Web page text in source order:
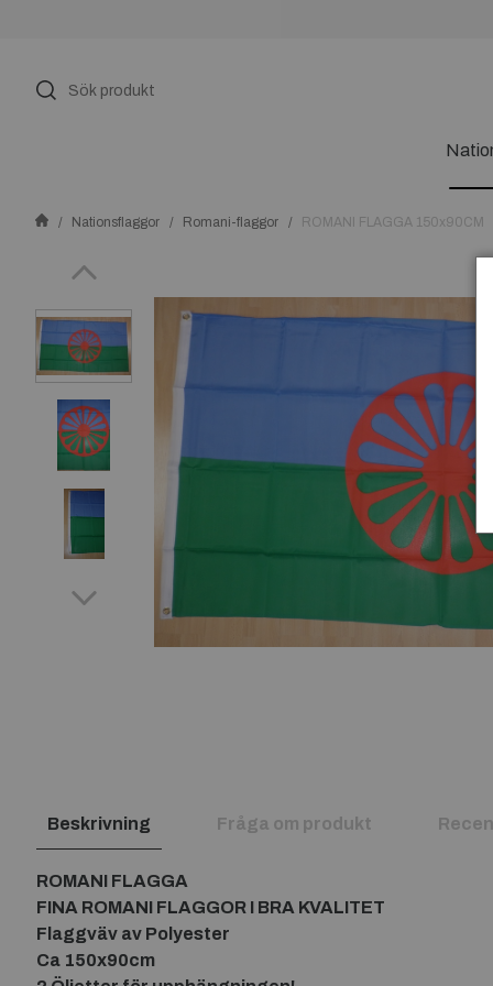
Nationsflaggor Romani-flaggor ROMANI FLAGGA 150x90CM
Beskrivning Fråga om produkt
ROMANI FLAGGA
FINA ROMANI FLAGGOR I BRA KVALITET
Flaggväv av Polyester
Ca 150x90cm